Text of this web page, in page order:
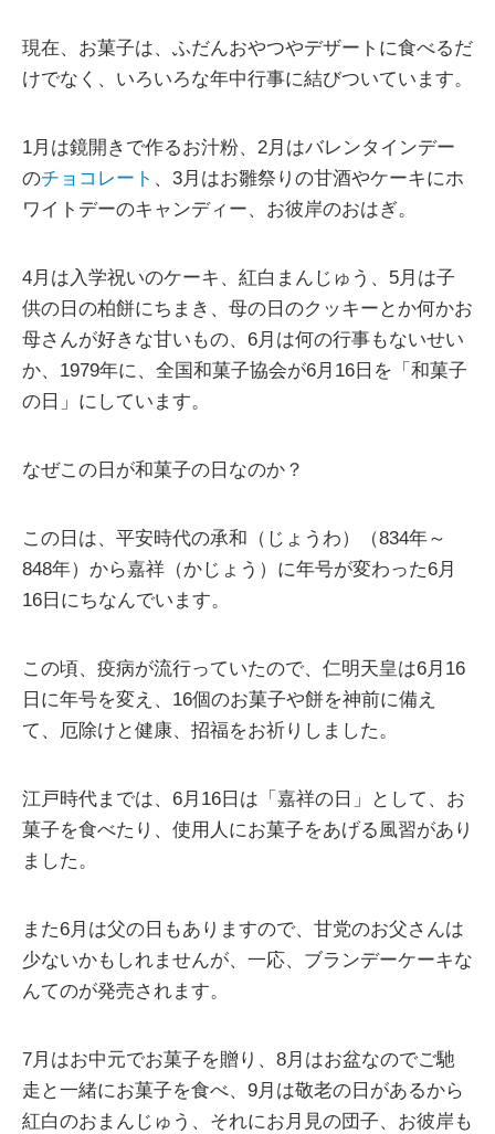
現在、お菓子は、ふだんおやつやデザートに食べるだ
けでなく、いろいろな年中行事に結びついています。
1月は鏡開きで作るお汁粉、2月はバレンタインデー
のチョコレート 、3月はお雛祭りの甘酒やケーキにホ
ワイトデーのキャンディー、お彼岸のおはぎ。
4月は入学祝いのケーキ、紅白まんじゅう、5月は子
供の日の柏餅にちまき、母の日のクッキーとか何かお
母さんが好きな甘いもの、6月は何の行事もないせい
か、1979年に、全国和菓子協会が6月16日を「和菓子
の日」にしています。
なぜこの日が和菓子の日なのか？
この日は、平安時代の承和（じょうわ）（834年～
848年）から嘉祥（かじょう）に年号が変わった6月
16日にちなんでいます。
この頃、疫病が流行っていたので、仁明天皇は6月16
日に年号を変え、16個のお菓子や餅を神前に備え
て、厄除けと健康、招福をお祈りしました。
江戸時代までは、6月16日は「嘉祥の日」として、お
菓子を食べたり、使用人にお菓子をあげる風習があり
ました。
また6月は父の日もありますので、甘党のお父さんは
少ないかもしれませんが、一応、ブランデーケーキな
んてのが発売されます。
7月はお中元でお菓子を贈り、8月はお盆なのでご馳
走と一緒にお菓子を食べ、9月は敬老の日があるから
紅白のおまんじゅう、それにお月見の団子、お彼岸も